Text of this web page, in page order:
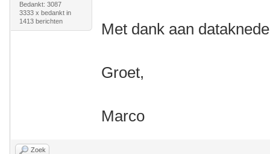
Bedankt: 3087
3333 x bedankt in
1413 berichten
Met dank aan
Groet,
Marco
Zoek